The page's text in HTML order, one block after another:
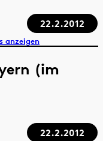
22.2.2012
anzeigen
(im
22.2.2012